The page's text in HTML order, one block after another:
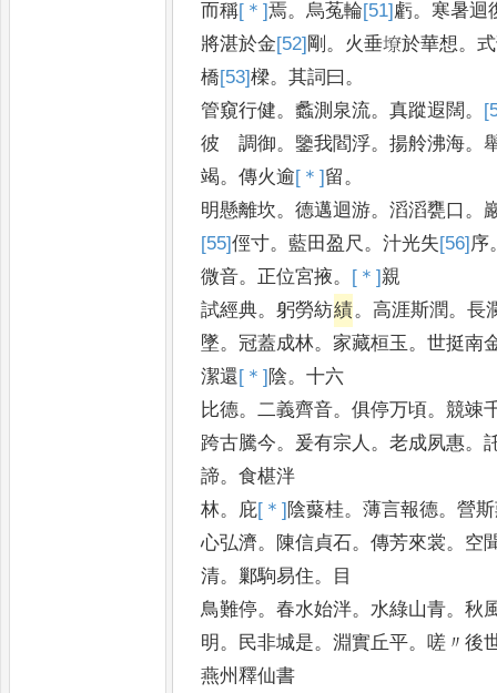
而稱[＊]焉。烏菟輪[51] 虧。寒暑迴
將湛於金[52] 剛 。 火垂㙩於華想。
橋[53]樑。其詞曰 。
管窺行健。蠡測泉流。真蹤遐闊。
彼 調御。鑒我閻浮。揚舲沸海。
竭。傳火逾[＊] 留。
明懸離坎。德邁迴游。滔滔甕口 。
[55]俓寸。 藍田盈尺 。汁光失[56] 序
微音。 正位宮掖。 [＊]親
試經典。躬勞紡績。 高涯斯潤。長
墜。 冠蓋成林。 家藏桓玉。世挺南
潔還 [＊] 陰。十六
比德。二義齊音。俱停万頃。競竦
跨古騰今。 爰有宗人 。老成夙惠。
諦。食椹泮
林。 庇[＊] 陰藂桂。薄言報德。營
心弘濟。 陳信貞石。傳芳來裳。 空
清。 鄛駒易住。
目
鳥難停。春水始泮。水綠山青。秋
明。 民非城是。淵實丘平。嗟〃後
燕州釋仙書